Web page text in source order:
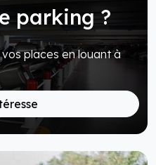
parking ?
places en louant à